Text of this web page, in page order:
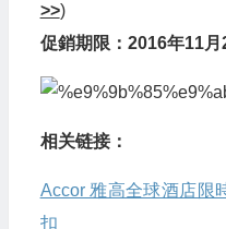
>>)
促銷期限：2016年11月
相关链接：
Accor 雅高全球酒店限
扣